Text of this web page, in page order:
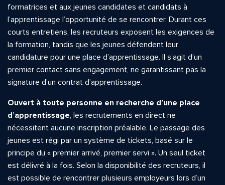
formatrices et aux jeunes candidates et candidats à
l’apprentissage l’opportunité de se rencontrer. Durant ces
courts entretiens, les recruteurs exposent les exigences de
la formation, tandis que les jeunes défendent leur
candidature pour une place d’apprentissage. Il s’agit d’un
premier contact sans engagement, ne garantissant pas la
signature d’un contrat d’apprentissage.
Ouvert à toute personne en recherche d’une place
d’apprentissage, les recrutements en direct ne
nécessitent aucune inscription préalable. Le passage des
jeunes est régi par un système de tickets, basé sur le
principe du « premier arrivé, premier servi ». Un seul ticket
est délivré à la fois. Selon la disponibilité des recruteurs, il
est possible de rencontrer plusieurs employeurs lors d’un